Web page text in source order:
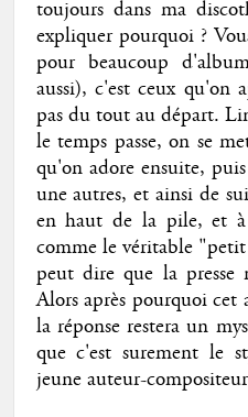
toujours dans ma
expliquer pourquoi ?
pour beaucoup
aussi), c'est ceux qu'on
pas du tout au départ.
le temps passe, on se
qu'on adore ensuite,
une autres, et ainsi de
en haut de la pile, et à
comme le véritable
peut dire que la presse
Alors après pourquoi
la réponse restera un
que c'est surement le
jeune auteur-